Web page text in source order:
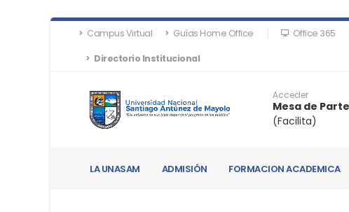
Campus Virtual Guías Home Office Office 365
Directorio Institucional
Acceder
Mesa de
(Facilita)
LA UNASAM ADMISIÓN FORMACION ACADEMICA